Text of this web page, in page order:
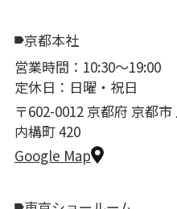
京都本社
営業時間：10:30〜19:00
定休日：日曜・祝日
〒602-0012 京都府 京都
内構町 420
Google Map